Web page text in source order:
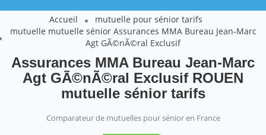
Accueil
mutuelle pour sénior tarifs
mutuelle mutuelle sénior Assurances MMA Bureau Jean-Marc
Agt GÃ©nÃ©ral Exclusif
Assurances MMA Bureau Jean-Marc
Agt GÃ©nÃ©ral Exclusif ROUEN
mutuelle sénior tarifs
Comparateur de mutuelles pour sénior en France